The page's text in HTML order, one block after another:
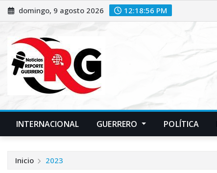
Saltar
al
domingo, 9 agosto 2026 12:18:57 PM
INTERNACIONAL GUERRERO POLÍTICA
Inicio 2023